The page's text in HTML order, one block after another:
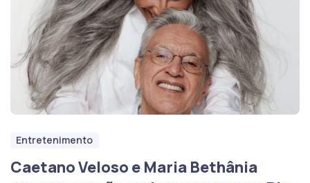
Entretenimento
Caetano Veloso e Maria Bethânia